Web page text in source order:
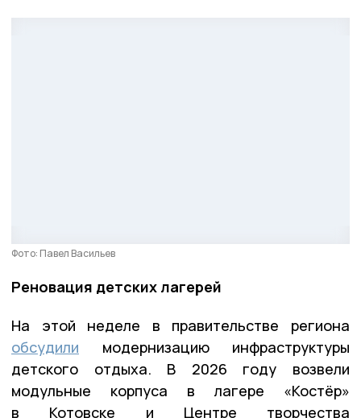
Фото: Павел Васильев
Реновация детских лагерей
На этой неделе в правительстве региона
обсудили модернизацию инфраструктуры
детского отдыха. В 2026 году возвели
модульные корпуса в лагере «Костёр»
в Котовске и Центре творчества